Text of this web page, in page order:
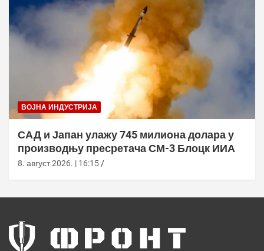
ВОЈНА ИНДУСТРИЈА
САД и Јапан улажу 745 милиона долара у
производњу пресретача СМ-3 Блоцк ИИА
8. август 2026. | 16:15